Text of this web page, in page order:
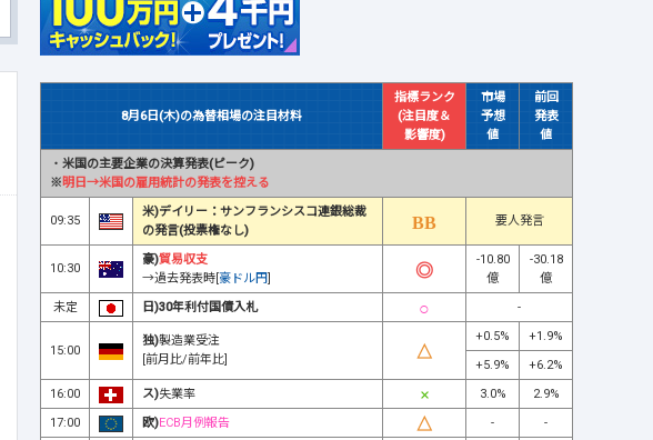
8月6日(木)の為替相場の注目材料
指標ランク
(注目度＆
影響度)
市場
予想
値
前回
発表
値
・ 米国の主要企業の決算発表(ピーク)
※明日→米国の雇用統計の発表を控える
09:35
米)デイリー：サンフランシスコ連銀総裁
の発言(投票権なし)
要人発言
10:30
豪)貿易収支
→過去発表時[豪ドル円]
-10.80
億
-30.18
億
未定
日)30年利付国債入札 -
15:00
独)製造業受注
[前月比/前年比]
+0.5%
+1.9%
+5.9%
+6.2%
16:00
ス)失業率 3.0%
2.9%
17:00
欧)ECB月例報告 - -